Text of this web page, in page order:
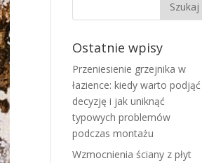
Ostatnie wpisy
Przeniesienie grzejnika w
łazience: kiedy warto podjąć
decyzję i jak uniknąć
typowych problemów
podczas montażu
Wzmocnienia ściany z płyt